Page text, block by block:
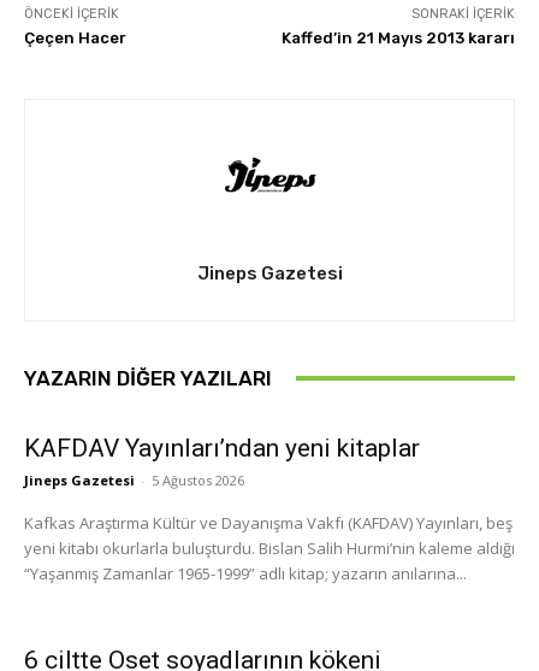
ÖNCEKI İÇERIK
Çeçen Hacer
SONRAKI İÇERIK
Kaffed’in 21 Mayıs 2013 kararı
Jineps Gazetesi
YAZARIN DIĞER YAZILARI
KAFDAV Yayınları’ndan yeni kitaplar
Jineps Gazetesi - 5 Ağustos 2026
Kafkas Araştırma Kültür ve Dayanışma Vakfı (KAFDAV) Yayınları, beş
yeni kitabı okurlarla buluşturdu. Bislan Salih Hurmi’nin kaleme aldığı
“Yaşanmış Zamanlar 1965-1999” adlı kitap; yazarın anılarına...
6 ciltte Oset soyadlarının kökeni